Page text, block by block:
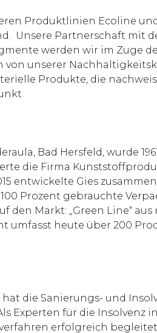
Produktlinien Ecoline
Unsere Partnerschaft mit
werden wir im Zuge
von unserer
Produkte, die
Bad Hersfeld, wurde
die Firma
entwickelte Gies
Prozent gebrauchte
Markt: „Green Line“
umfasst heute über 200
die Sanierungs- und
Experten für die Insolvenz
erfolgreich